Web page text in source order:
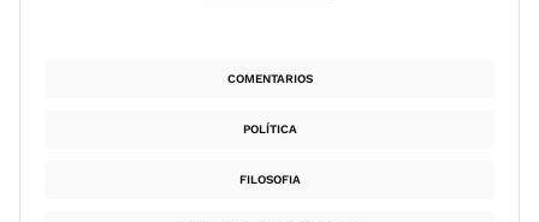
COMENTARIOS
POLÍTICA
FILOSOFIA